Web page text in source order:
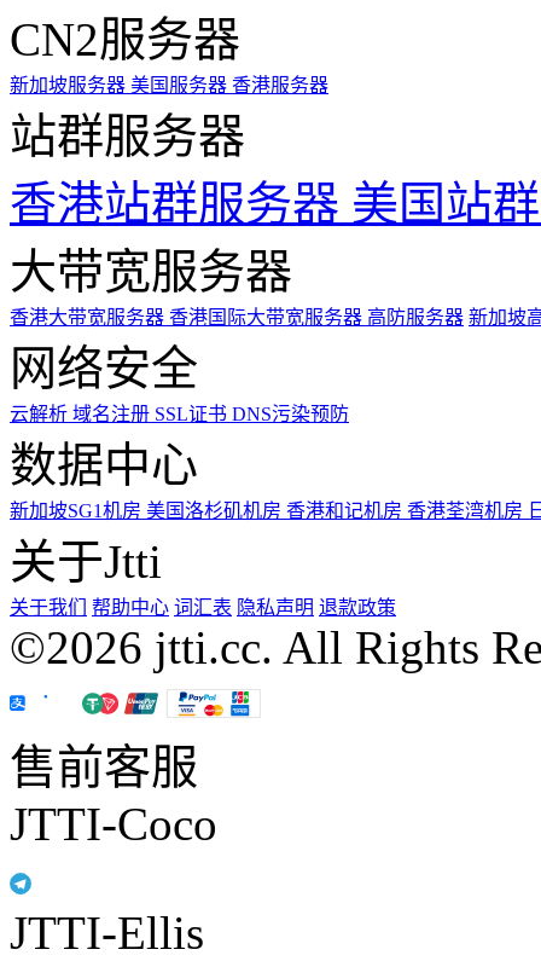
CN2服务器
新加坡服务器 美国服务器 香港服务器
站群服务器
香港站群服务器 美国站
大带宽服务器
香港大带宽服务器 香港国际大带宽服务器 高防服务器 新加坡
网络安全
云解析 域名注册 SSL证书 DNS污染预防
数据中心
新加坡SG1机房 美国洛杉矶机房 香港和记机房 香港荃湾机房
关于Jtti
关于我们 帮助中心 词汇表 隐私声明 退款政策
©2026 jtti.cc. All Rights
售前客服
JTTI-Coco
JTTI-Ellis